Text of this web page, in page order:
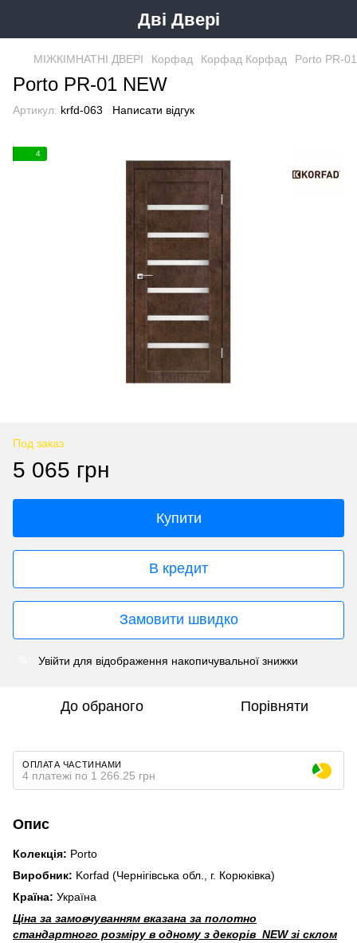
Дві Двері
МІЖКІМНАТНІ ДВЕРІ Корфад Корфад Корфад Porto PR-
Porto PR-01 NEW
Артикул: krfd-063 Написати відгук
4
Под заказ
5 065 грн
Купити
В кредит
Замовити швидко
Увійти для відображення накопичувальної знижки
До обраного Порівняти
ОПЛАТА ЧАСТИНАМИ
4 платежі по 1 266.25 грн
Опис
Колекція: Porto
Виробник: Korfad (Чернігівська обл., г. Корюківка)
Країна: Україна
Ціна за замовчуванням вказана за полотно
стандартного розміру в одному з декорів NEW зі склом